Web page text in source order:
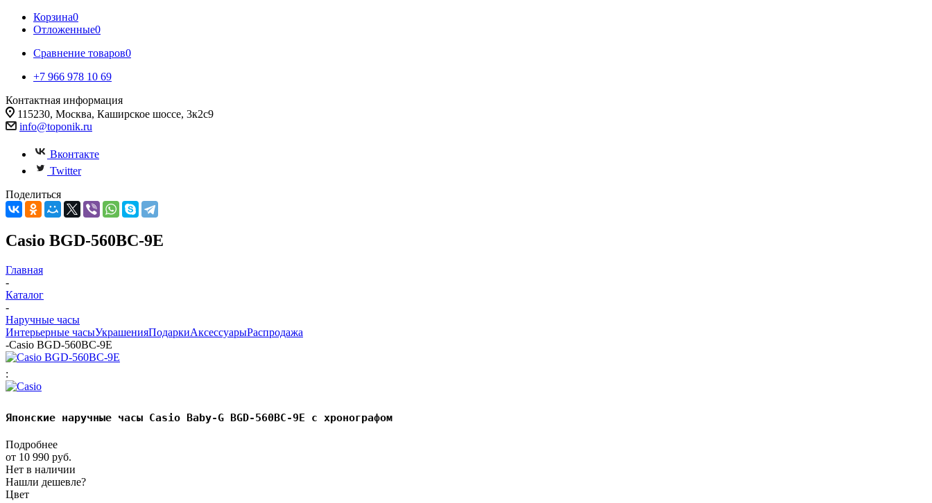
Корзина0
Отложенные0
Сравнение товаров0
+7 966 978 10 69
Контактная информация
115230, Москва, Каширское шоссе, 3к2с9
info@toponik.ru
Вконтакте
Twitter
Поделиться
Casio BGD-560BC-9E
Главная
-
Каталог
-
Наручные часы
Интерьерные часыУкрашенияПодаркиАксессуарыРаспродажа
-Casio BGD-560BC-9E
:
Японские наручные часы Casio Baby-G BGD-560BC-9E с хронографом
Подробнее
от 10 990 руб.
Нет в наличии
Нашли дешевле?
Цвет